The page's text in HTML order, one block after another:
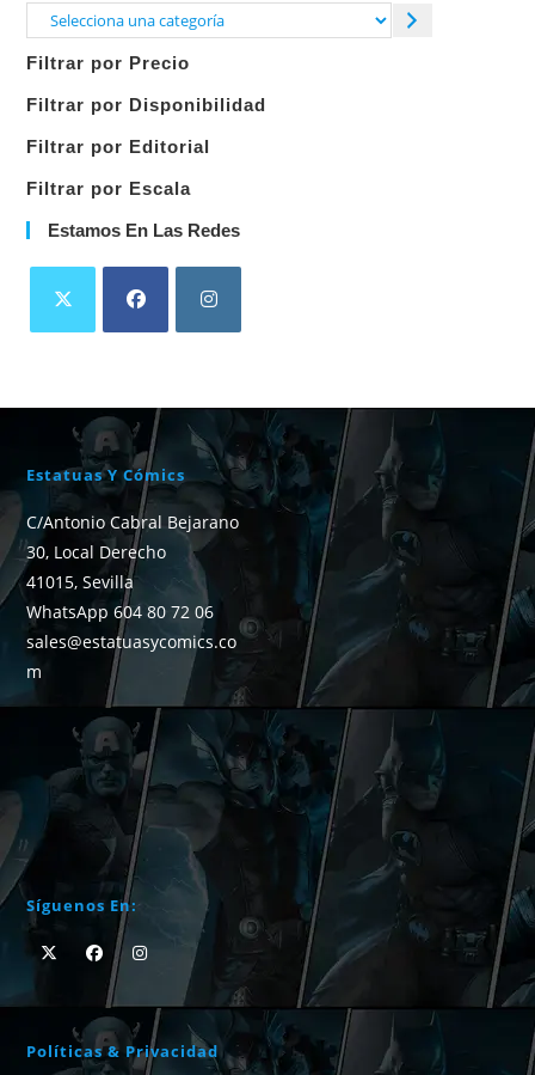
Selecciona
categoría
Filtrar por Precio
Filtrar por Disponibilidad
Filtrar por Editorial
Filtrar por Escala
Estamos En Las Redes
Estatuas Y Cómics
C/Antonio Cabral Bejarano
30, Local Derecho
41015, Sevilla
WhatsApp 604 80 72 06
sales@estatuasycomics.co
m
Síguenos En:
Políticas & Privacidad